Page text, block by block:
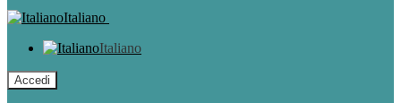
Italiano
Italiano
Accedi